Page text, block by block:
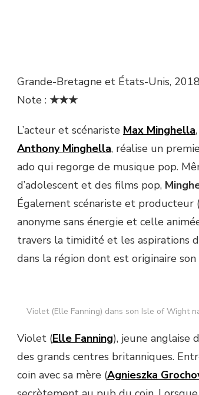
Grande-Bretagne et États-Unis, 2018
Note : ★★★
L’acteur et scénariste Max Minghella
Anthony Minghella, réalise un
ado qui regorge de musique pop.
d’adolescent et des films pop,
Également scénariste et producteur
anonyme sans énergie et celle
travers la timidité et les aspirations
dans la région dont est originaire son
Violet (Elle Fanning) dans son Isle of Wight
Violet (Elle Fanning), jeune anglaise
des grands centres britanniques.
coin avec sa mère (Agnieszka